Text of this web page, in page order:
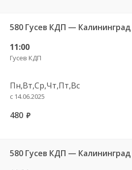
11:00
Гусев КДП
Пн,Вт,Ср,Чт,Пт,Вс
с 14.06.2025
480 руб.